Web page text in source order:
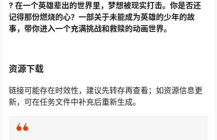
? 在一个英雄辈出的世界里，梦想被现实打击。你是否还
记得那份燃烧的心？一部关于未能成为英雄的少年的故
事，带你进入一个充满挑战和救赎的动画世界。
资源下载
链接可能存在时效性，建议先转存再查看；如资源信息更
新，可在任务文件中补充后重新生成。